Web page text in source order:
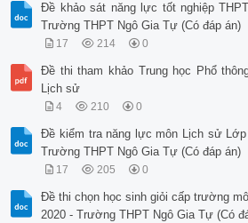
Đề khảo sát năng lực tốt nghiệp
Trường THPT Ngô Gia Tự (Có đáp án)
17 214 0
Đề thi tham khảo Trung học Phổ
Lịch sử
4 210 0
Đề kiểm tra năng lực môn Lịch sử Lớp
Trường THPT Ngô Gia Tự (Có đáp án)
17 205 0
Đề thi chọn học sinh giỏi cấp trường
2020 - Trường THPT Ngô Gia Tự (Có